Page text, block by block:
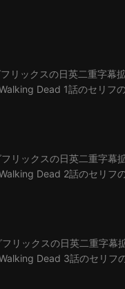
リックスの日英二重字幕
Dead 1話のセリフ
リックスの日英二重字幕
Dead 2話のセリフ
リックスの日英二重字幕
Dead 3話のセリフ